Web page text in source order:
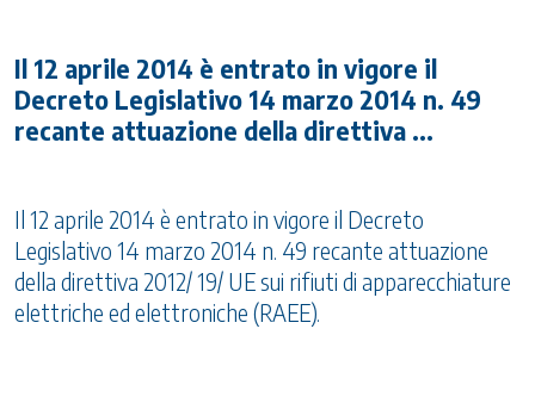
Il 12 aprile 2014 è entrato in vigore il
Decreto Legislativo 14 marzo 2014 n. 49
recante attuazione della direttiva ...
Il 12 aprile 2014 è entrato in vigore il Decreto
Legislativo 14 marzo 2014 n. 49 recante attuazione
della direttiva 2012/ 19/ UE sui rifiuti di apparecchiature
elettriche ed elettroniche (RAEE).